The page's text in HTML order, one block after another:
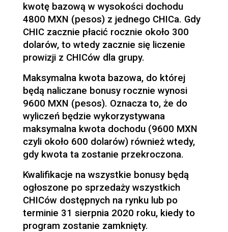
kwotę bazową w wysokości dochodu
4800 MXN (pesos) z jednego CHICa. Gdy
CHIC zacznie płacić rocznie około 300
dolarów, to wtedy zacznie się liczenie
prowizji z CHICów dla grupy.
Maksymalna kwota bazowa, do której
będą naliczane bonusy rocznie wynosi
9600 MXN (pesos). Oznacza to, że do
wyliczeń będzie wykorzystywana
maksymalna kwota dochodu (9600 MXN
czyli około 600 dolarów) również wtedy,
gdy kwota ta zostanie przekroczona.
Kwalifikacje na wszystkie bonusy będą
ogłoszone po sprzedaży wszystkich
CHICów dostępnych na rynku lub po
terminie 31 sierpnia 2020 roku, kiedy to
program zostanie zamknięty.